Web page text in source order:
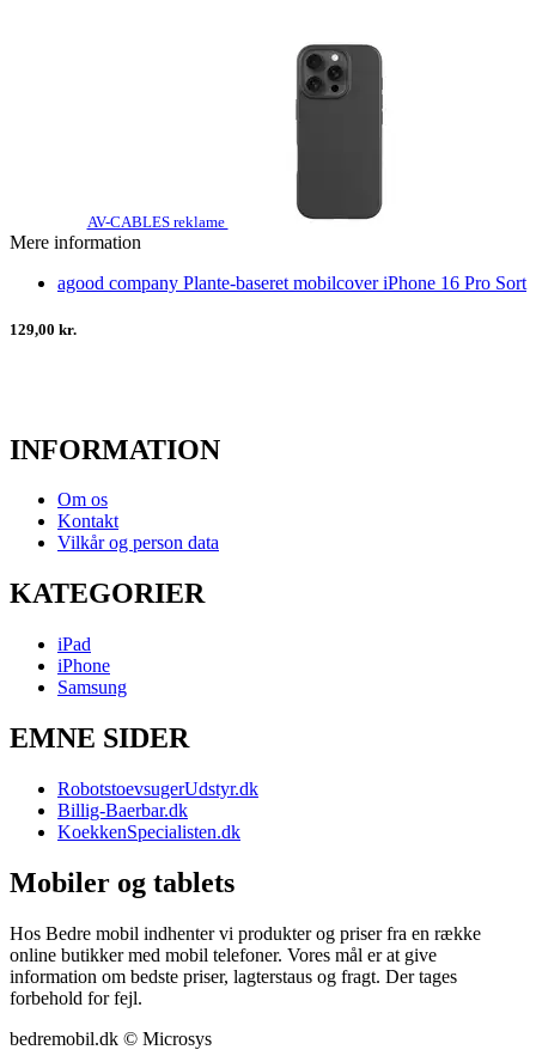
AV-CABLES reklame
Mere information
agood company Plante-baseret mobilcover iPhone 16 Pro Sort
129,00 kr.
INFORMATION
Om os
Kontakt
Vilkår og person data
KATEGORIER
iPad
iPhone
Samsung
EMNE SIDER
RobotstoevsugerUdstyr.dk
Billig-Baerbar.dk
KoekkenSpecialisten.dk
Mobiler og tablets
Hos Bedre mobil indhenter vi produkter og priser fra en række
online butikker med mobil telefoner. Vores mål er at give
information om bedste priser, lagterstaus og fragt. Der tages
forbehold for fejl.
bedremobil.dk © Microsys